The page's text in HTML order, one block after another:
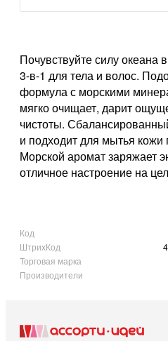
Почувствуйте силу океана
3-в-1 для тела и волос.
формула с морскими
мягко очищает, дарит
чистоты.
и подходит для мытья кожи
Морской аромат заряжает
отличное настроение на
Код
ШтрихКод
Торговая марка
Производители